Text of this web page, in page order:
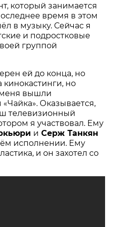
который занимается
время в этом
в музыку. Сейчас я
и подростковые
группой
ей до конца, но
но
вышли
Оказывается,
телевизионный
я участвовал. Ему
и Серж Танкян
исполнении. Ему
и он захотел со